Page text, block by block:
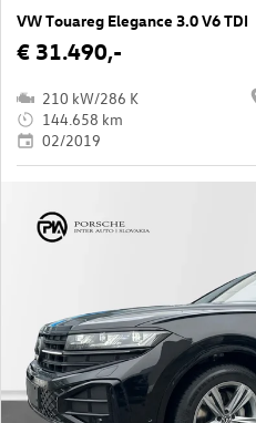
VW Touareg Elegance 3.0 V6 TDI
€ 31.490,-
210 kW/286 K
144.658 km
02/2019